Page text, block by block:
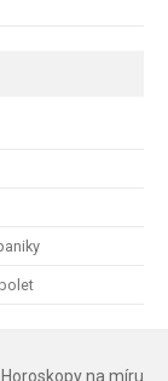
Horoskopy na míru